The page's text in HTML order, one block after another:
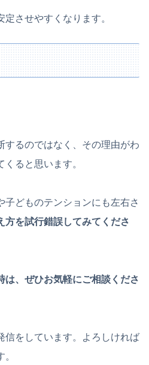
させやすくなります。
するのではなく、その理由がわ
ると思います。
子どものテンションにも左右さ
方を試行錯誤してみてくださ
は、ぜひお気軽にご相談くださ
信をしています。よろしければ